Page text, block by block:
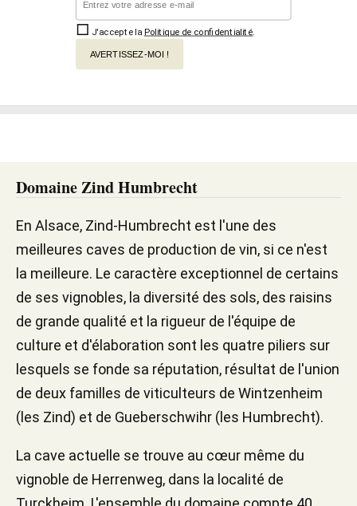
J'accepte la Politique de confidentialité
AVERTISSEZ-MOI !
Domaine Zind Humbrecht
En Alsace, Zind-Humbrecht est l'une des
meilleures caves de production de vin, si ce n'est
la meilleure. Le caractère exceptionnel de certains
de ses vignobles, la diversité des sols, des raisins
de grande qualité et la rigueur de l'équipe de
culture et d'élaboration sont les quatre piliers sur
lesquels se fonde sa réputation, résultat de l'union
de deux familles de viticulteurs de Wintzenheim
(les Zind) et de Gueberschwihr (les Humbrecht).
La cave actuelle se trouve au cœur même du
vignoble de Herrenweg, dans la localité de